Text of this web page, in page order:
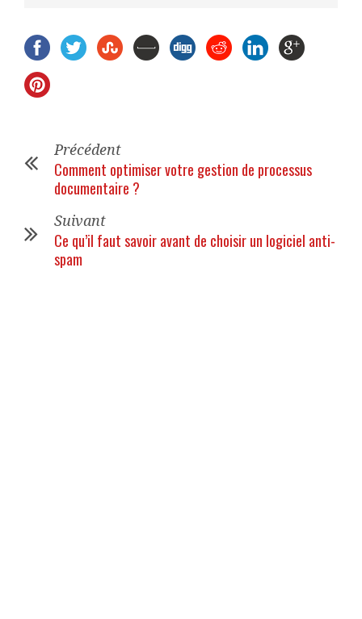
Précédent
Comment optimiser votre gestion de processus
documentaire ?
Suivant
Ce qu’il faut savoir avant de choisir un logiciel anti-
spam